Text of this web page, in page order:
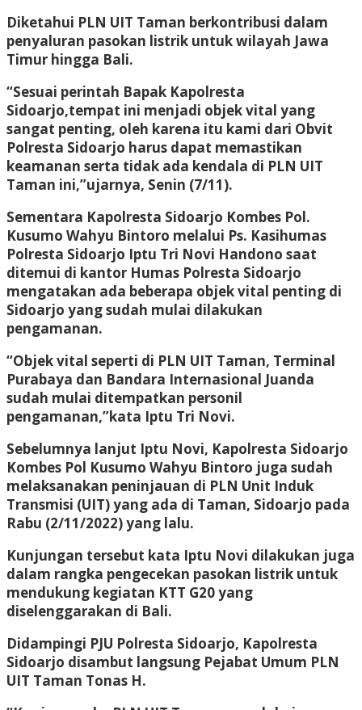
Diketahui PLN UIT Taman berkontribusi dalam
penyaluran pasokan listrik untuk wilayah Jawa
Timur hingga Bali.
“Sesuai perintah Bapak Kapolresta
Sidoarjo,tempat ini menjadi objek vital yang
sangat penting, oleh karena itu kami dari Obvit
Polresta Sidoarjo harus dapat memastikan
keamanan serta tidak ada kendala di PLN UIT
Taman ini,”ujarnya, Senin (7/11).
Sementara Kapolresta Sidoarjo Kombes Pol.
Kusumo Wahyu Bintoro melalui Ps. Kasihumas
Polresta Sidoarjo Iptu Tri Novi Handono saat
ditemui di kantor Humas Polresta Sidoarjo
mengatakan ada beberapa objek vital penting di
Sidoarjo yang sudah mulai dilakukan
pengamanan.
“Objek vital seperti di PLN UIT Taman, Terminal
Purabaya dan Bandara Internasional Juanda
sudah mulai ditempatkan personil
pengamanan,”kata Iptu Tri Novi.
Sebelumnya lanjut Iptu Novi, Kapolresta Sidoarjo
Kombes Pol Kusumo Wahyu Bintoro juga sudah
melaksanakan peninjauan di PLN Unit Induk
Transmisi (UIT) yang ada di Taman, Sidoarjo pada
Rabu (2/11/2022) yang lalu.
Kunjungan tersebut kata Iptu Novi dilakukan juga
dalam rangka pengecekan pasokan listrik untuk
mendukung kegiatan KTT G20 yang
diselenggarakan di Bali.
Didampingi PJU Polresta Sidoarjo, Kapolresta
Sidoarjo disambut langsung Pejabat Umum PLN
UIT Taman Tonas H.